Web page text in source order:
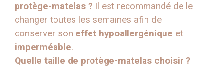
protège-matelas ? Il est recommandé de le
changer toutes les semaines afin de
conserver son effet hypoallergénique et
imperméable.
Quelle taille de protège-matelas choisir ?